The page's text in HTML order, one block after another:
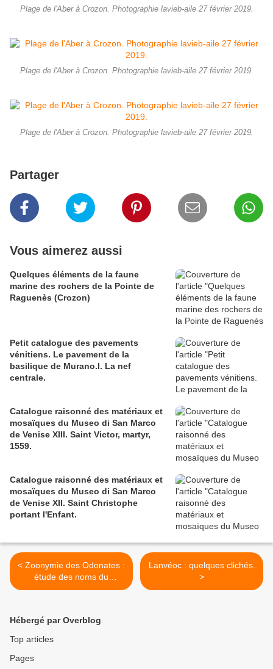
Plage de l'Aber à Crozon. Photographie lavieb-aile 27 février 2019.
Plage de l'Aber à Crozon. Photographie lavieb-aile 27 février 2019.
Plage de l'Aber à Crozon. Photographie lavieb-aile 27 février 2019.
Partager
Vous aimerez aussi
Quelques éléments de la faune
marine des rochers de la Pointe de
Raguenès (Crozon)
Petit catalogue des pavements
vénitiens. Le pavement de la
basilique de Murano.I. La nef
centrale.
Catalogue raisonné des matériaux et
mosaïques du Museo di San Marco
de Venise XIII. Saint Victor, martyr,
1559.
Catalogue raisonné des matériaux et
mosaïques du Museo di San Marco
de Venise XII. Saint Christophe
portant l'Enfant.
< Zoonymie des Odonates :
étude des noms du
Coenagrion mercuriale.
Lanvéoc : quelques clichés.
>
Hébergé par Overblog
Top articles
Pages